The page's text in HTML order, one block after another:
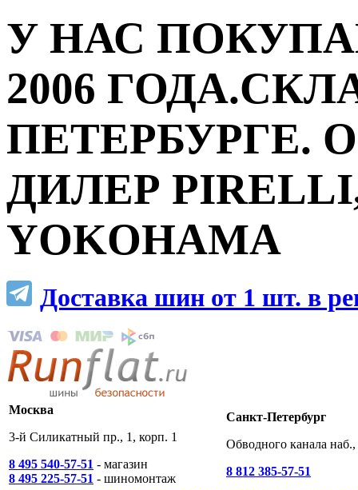
У НАС
2006
ПЕТЕРБУРГЕ.
ДИЛЕР
YOKOHAMA
Доставка шин от 1 шт. в
Москва
3-й Силикатный пр., 1, корп. 1
8 495 540-57-51 - магазин
8 495 225-57-51 - шиномонтаж
Санкт-Петербург
Обводного канала
8 812 385-57-51